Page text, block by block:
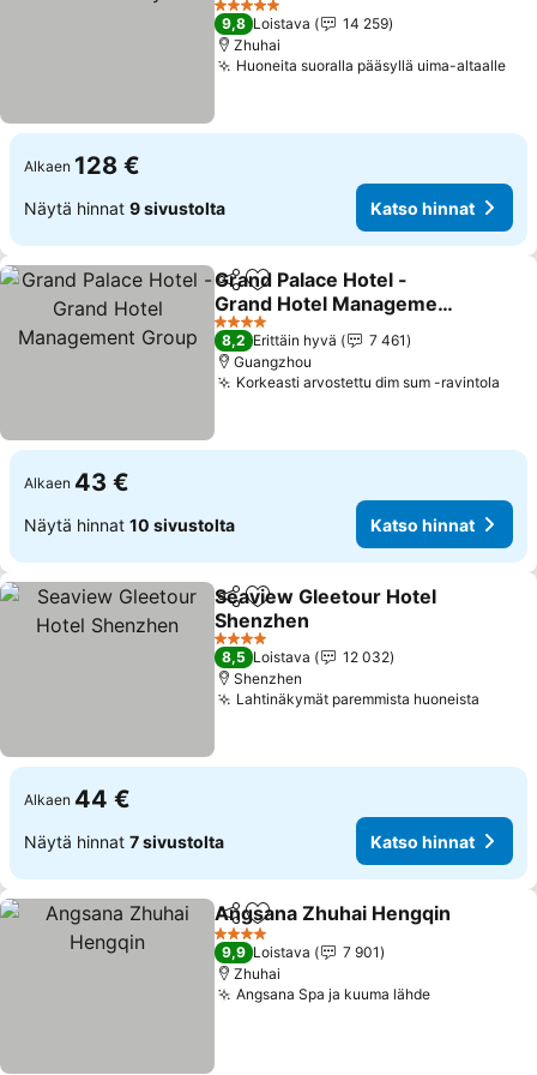
5 Tähtiluokitus
9,8 Loistava
14 259
Zhuhai
Huoneita suoralla pääsyllä uima-altaalle
Alkaen 128 €
Näytä hinnat 9 sivustolta Katso hinnat
Jaa Lisää suosikkeihin
Grand Palace Hotel -
Grand Hotel Management
Group
4 Tähtiluokitus
8,2 Erittäin hyvä
7 461
Guangzhou
Korkeasti arvostettu dim sum -ravintola
Alkaen 43 €
Näytä hinnat 10 sivustolta Katso hinnat
Jaa Lisää suosikkeihin
Seaview Gleetour Hotel
Shenzhen
4 Tähtiluokitus
8,5 Loistava
12 032
Shenzhen
Lahtinäkymät paremmista huoneista
Alkaen 44 €
Näytä hinnat 7 sivustolta Katso hinnat
Jaa Lisää suosikkeihin
Angsana Zhuhai Hengqin
4 Tähtiluokitus
9,9 Loistava
7 901
Zhuhai
Angsana Spa ja kuuma lähde